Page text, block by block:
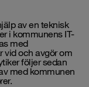
av en teknisk
i kommunens IT-
med
vid och avgör om
följer sedan
med kommunen